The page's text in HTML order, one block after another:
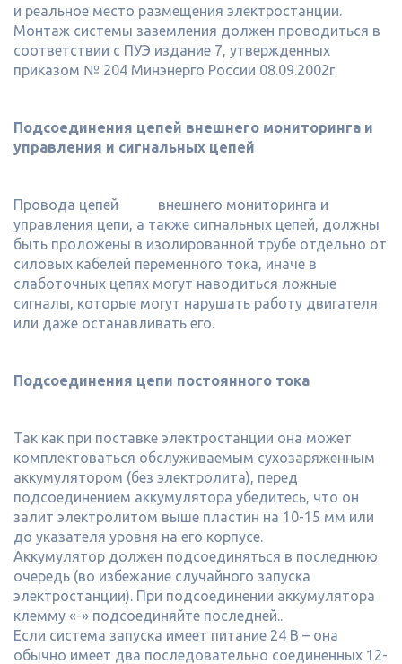
и реальное место размещения электростанции.
Монтаж системы заземления должен проводиться в
соответствии с ПУЭ издание 7, утвержденных
приказом № 204 Минэнерго России 08.09.2002г.
Подсоединения цепей внешнего мониторинга и
управления и сигнальных цепей
Провода цепей внешнего мониторинга и
управления цепи, а также сигнальных цепей, должны
быть проложены в изолированной трубе отдельно от
силовых кабелей переменного тока, иначе в
слаботочных цепях могут наводиться ложные
сигналы, которые могут нарушать работу двигателя
или даже останавливать его.
Подсоединения цепи постоянного тока
Так как при поставке электростанции она может
комплектоваться обслуживаемым сухозаряженным
аккумулятором (без электролита), перед
подсоединением аккумулятора убедитесь, что он
залит электролитом выше пластин на 10-15 мм или
до указателя уровня на его корпусе.
Аккумулятор должен подсоединяться в последнюю
очередь (во избежание случайного запуска
электростанции). При подсоединении аккумулятора
клемму «-» подсоединяйте последней..
Если система запуска имеет питание 24 В – она
обычно имеет два последовательно соединенных 12-